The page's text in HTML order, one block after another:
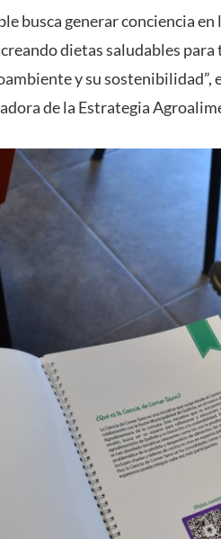
busca generar conciencia
dietas saludables para
y su
de la Estrategia